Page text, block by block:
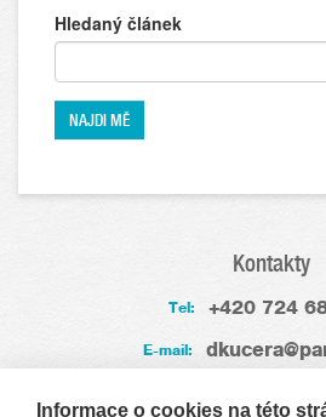
Hledaný článek
Kontakty
Tel: +420 724
E-mail:
Zkušenosti
Informace o cookies na této